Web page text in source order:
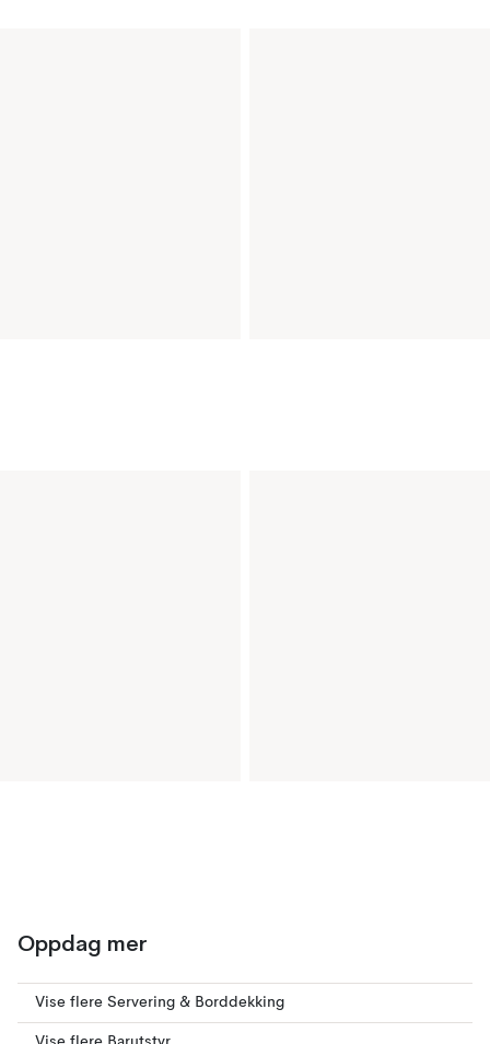
Oppdag mer
Vise flere Servering & Borddekking